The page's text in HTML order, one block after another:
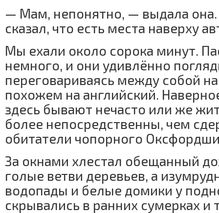
— Мам, непонятно, — выдала
сказал, что есть места наверху
Мы ехали около сорока минут.
немного, и они удивлённо
переговариваясь между собой
похожем на английский.
здесь бывают нечасто или же
более непосредственны, чем
обитатели чопорного
За окнами хлестал обещанный
голые ветви деревьев, а
водопады и белые домики у
скрывались в ранних сумерках и